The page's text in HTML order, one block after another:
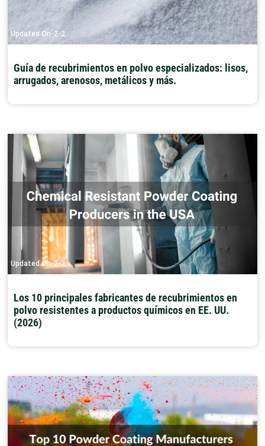
Updated On-2-2
Guía de recubrimientos en polvo especializados: lisos,
arrugados, arenosos, metálicos y más.
Updated On-2-2
Los 10 principales fabricantes de recubrimientos en
polvo resistentes a productos químicos en EE. UU.
(2026)